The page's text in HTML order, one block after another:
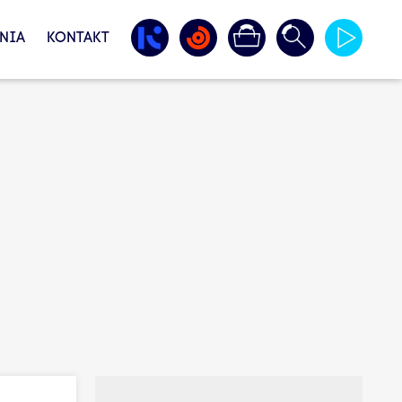
KONTAKT